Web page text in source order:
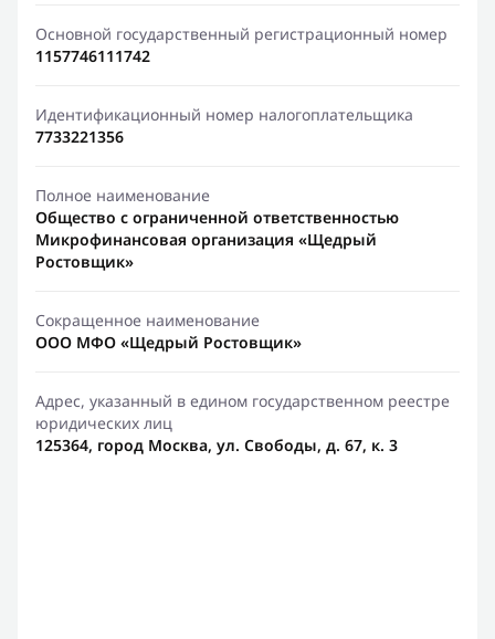
Основной государственный регистрационный номер
1157746111742
Идентификационный номер налогоплательщика
7733221356
Полное наименование
Общество с ограниченной ответственностью
Микрофинансовая организация «Щедрый
Ростовщик»
Сокращенное наименование
ООО МФО «Щедрый Ростовщик»
Адрес, указанный в едином государственном реестре
юридических лиц
125364, город Москва, ул. Свободы, д. 67, к. 3